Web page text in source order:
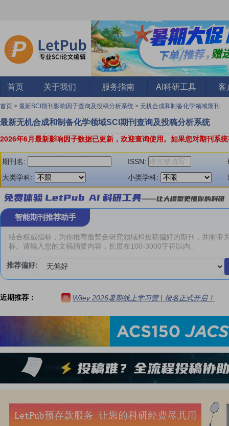
首页 关于我们 服务指南 AI科研工具 客
首页 > 最新SCI期刊影响因子查询及投稿分析系统 > 无机合成和制备化学领域期刊
最新无机合成和制备化学领域SCI期刊查询及投稿分析系统
2026年6月最新影响因子数据已更新，欢迎查询使用。 如果您对期刊系
期刊名: ISSN:
大类学科:
小类学科:
智能期刊推荐助手
推荐偏好:
近期推荐： 热 Wiley 2026暑期线上学习营 | 报名正式开启！